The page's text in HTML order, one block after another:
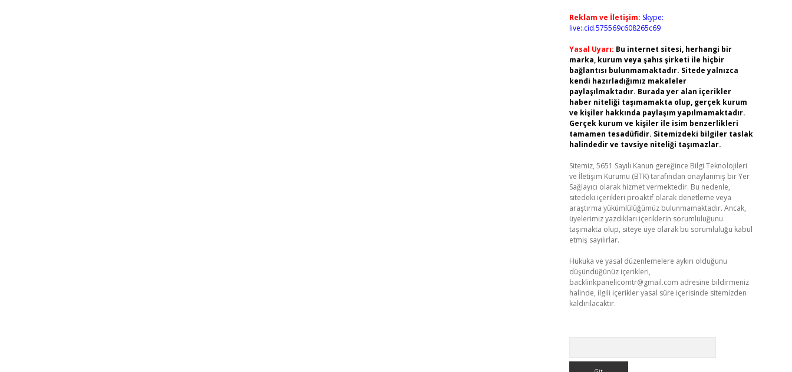
Reklam ve İletişim: Skype:
live:.cid.575569c608265c69
Yasal Uyarı: Bu internet sitesi, herhangi bir
marka, kurum veya şahıs şirketi ile hiçbir
bağlantısı bulunmamaktadır. Sitede yalnızca
kendi hazırladığımız makaleler
paylaşılmaktadır. Burada yer alan içerikler
haber niteliği taşımamakta olup, gerçek kurum
ve kişiler hakkında paylaşım yapılmamaktadır.
Gerçek kurum ve kişiler ile isim benzerlikleri
tamamen tesadüfidir. Sitemizdeki bilgiler taslak
halindedir ve tavsiye niteliği taşımazlar.
Sitemiz, 5651 Sayılı Kanun gereğince Bilgi Teknolojileri
ve İletişim Kurumu (BTK) tarafından onaylanmış bir Yer
Sağlayıcı olarak hizmet vermektedir. Bu nedenle,
sitedeki içerikleri proaktif olarak denetleme veya
araştırma yükümlülüğümüz bulunmamaktadır. Ancak,
üyelerimiz yazdıkları içeriklerin sorumluluğunu
taşımakta olup, siteye üye olarak bu sorumluluğu kabul
etmiş sayılırlar.
Hukuka ve yasal düzenlemelere aykırı olduğunu
düşündüğünüz içerikleri,
backlinkpanelicomtr@gmail.com adresine bildirmeniz
halinde, ilgili içerikler yasal süre içerisinde sitemizden
kaldırılacaktır.